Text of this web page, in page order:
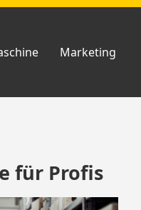
Marketing
für Profis